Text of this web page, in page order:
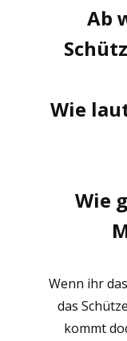
Ab
Wie
Wie
Wenn ihr
das
kommt